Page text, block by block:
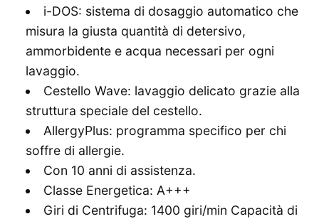
i-DOS: sistema di dosaggio automatico che
misura la giusta quantità di detersivo,
ammorbidente e acqua necessari per ogni
lavaggio.
Cestello Wave: lavaggio delicato grazie alla
struttura speciale del cestello.
AllergyPlus: programma specifico per chi
soffre di allergie.
Con 10 anni di assistenza.
Classe Energetica: A+++
Giri di Centrifuga: 1400 giri/min Capacità di